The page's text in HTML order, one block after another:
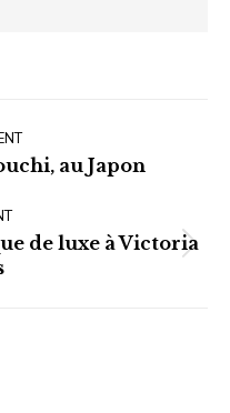
au Japon
de luxe à Victoria